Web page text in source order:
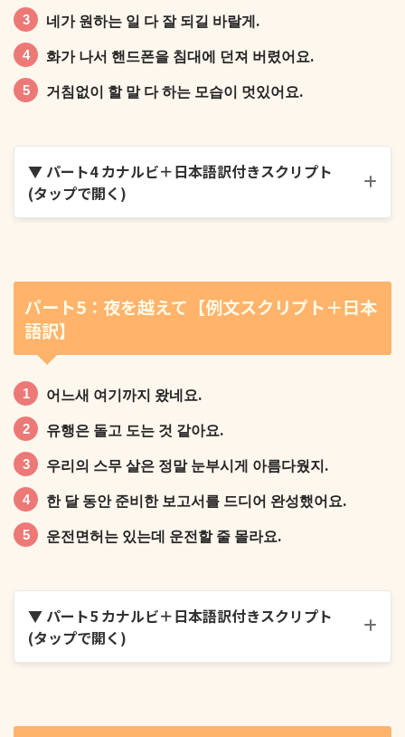
도서관에서는 속삭이듯 작게 말해야 돼요.
잠든 감정을 깨우는 노래였어요.
기회를 잡으려고 앞만 보고 달려갔어요.
네가 원하는 일 다 잘 되길 바랄게.
화가 나서 핸드폰을 침대에 던져 버렸어요.
거침없이 할 말 다 하는 모습이 멋있어요.
▼ パート4 カナルビ＋日本語訳付きスクリプト
(タップで開く)
나이가 들수록 시간이 빨리 흘러가는 것 같다.
네가 원하는 일 다 잘 되길 바랄게.
パート5：夜を越えて【例文スクリプト＋日本
語訳】
어느새 여기까지 왔네요.
유행은 돌고 도는 것 같아요.
우리의 스무 살은 정말 눈부시게 아름다웠지.
한 달 동안 준비한 보고서를 드디어 완성했어요.
운전면허는 있는데 운전할 줄 몰라요.
▼ パート5 カナルビ＋日本語訳付きスクリプト
(タップで開く)